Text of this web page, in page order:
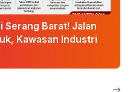
Serang Barat! Jalan
Kawasan Industri